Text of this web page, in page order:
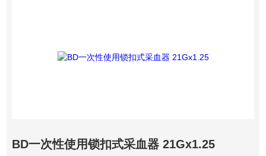
BD一次性使用锁扣式采血器 21Gx1.25